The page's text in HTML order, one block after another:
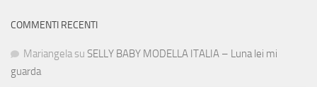
COMMENTI RECENTI
Mariangela su SELLY BABY MODELLA ITALIA – Luna lei mi
guarda